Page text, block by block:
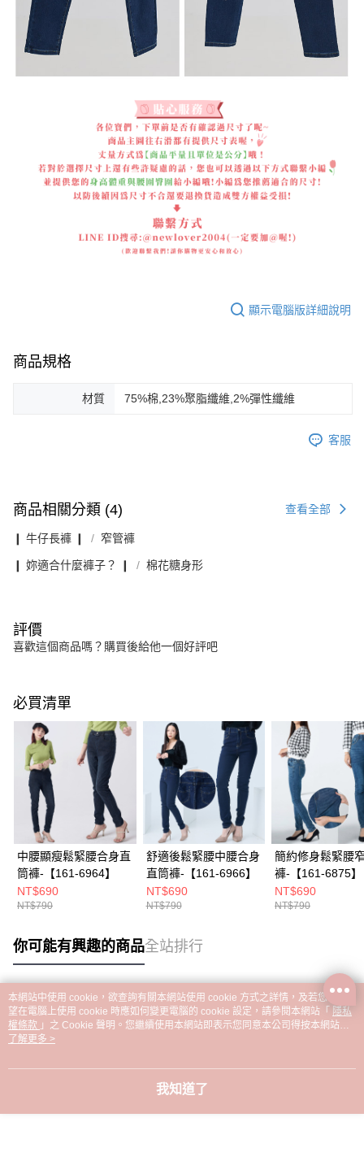
顯示電腦版詳細說明
商品規格
材質 75%棉,23%聚脂纖維,2%彈性纖維
客服
商品相關分類 (4) 查看全部
❙ 牛仔長褲 ❙ 窄管褲
❙ 妳適合什麼褲子？ ❙ 棉花糖身形
評價
喜歡這個商品嗎？購買後給他一個好評吧
必買清單
中腰顯瘦鬆緊腰合身直
筒褲-【161-6964】
NT$690
NT$790
舒適後鬆緊腰中腰合身
直筒褲-【161-6966】
NT$690
NT$790
簡約修身鬆緊腰
褲-【161-6875】
NT$690
NT$790
你可能有興趣的商品全站排行
熱門標籤
本網站中使用 cookie，欲查詢有關本網站使用 cookie 方式之詳情，及若您不希
望在電腦上使用 cookie 時應如何變更電腦的 cookie 設定，請參閱本網站「 隱私
權條款 」之 Cookie 聲明。您繼續使用本網站即表示您同意本公司得按本網站使
用條款之 Cookie 聲明使用 cookie。
了解更多 >
我知道了